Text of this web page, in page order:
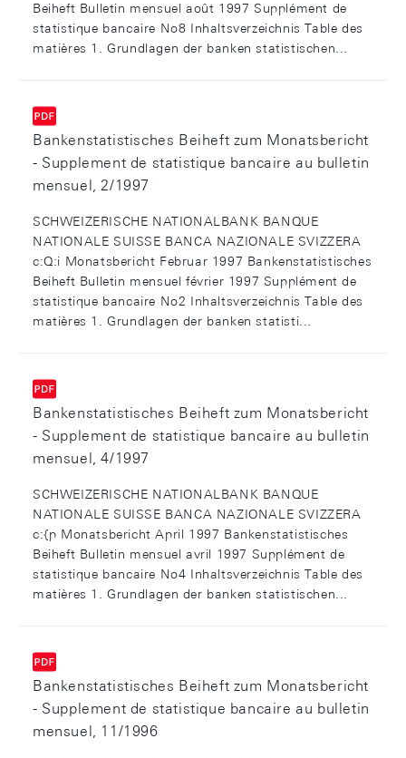
Beiheft Bulletin mensuel août 1997 Supplément de
statistique bancaire No8 Inhaltsverzeichnis Table des
matières 1. Grundlagen der banken­ statistischen...
Bankenstatistisches Beiheft zum Monatsbericht
- Supplement de statistique bancaire au bulletin
mensuel, 2/1997
SCHWEIZERISCHE NATIONALBANK BANQUE
NATIONALE SUISSE BANCA NAZIONALE SVIZZERA
c:Q:i Monatsbericht Februar 1997 Bankenstatistisches
Beiheft Bulletin mensuel février 1997 Supplément de
statistique bancaire No2 Inhaltsverzeichnis Table des
matières 1. Grundlagen der banken­ statisti...
Bankenstatistisches Beiheft zum Monatsbericht
- Supplement de statistique bancaire au bulletin
mensuel, 4/1997
SCHWEIZERISCHE NATIONALBANK BANQUE
NATIONALE SUISSE BANCA NAZIONALE SVIZZERA
c:{p Monatsbericht April 1997 Bankenstatistisches
Beiheft Bulletin mensuel avril 1997 Supplément de
statistique bancaire No4 Inhaltsverzeichnis Table des
matières 1. Grundlagen der banken­ statistischen...
Bankenstatistisches Beiheft zum Monatsbericht
- Supplement de statistique bancaire au bulletin
mensuel, 11/1996